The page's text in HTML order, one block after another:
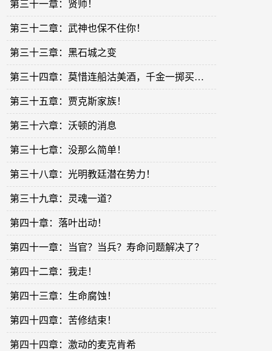
第三十一章：贤师！
第三十二章：武神也保不住你！
第三十三章：黑石城之变
第三十四章：莫惜连船沽美酒，千金一掷买春芳
第三十五章：贾克斯家族！
第三十六章：沃顿的消息
第三十七章：没那么简单！
第三十八章：光明教廷潜在势力！
第三十九章：灵魂一道？
第四十章：落叶出动！
第四十一章：当官？当兵？寿命问题解决了？
第四十二章：我走！
第四十三章：生命腐蚀！
第四十四章：苦修结束！
第四十四章：激动的麦克肯希